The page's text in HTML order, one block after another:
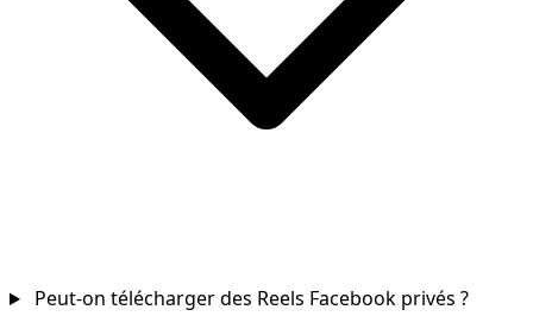
Peut-on télécharger des Reels Facebook privés ?